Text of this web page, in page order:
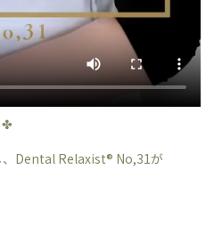
✤
Dental Relaxist®︎ No,31が